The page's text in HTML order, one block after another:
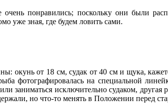
понравились; поскольку они были
уже зная, где будем ловить сами.
окунь от 18 см, судак от 40 см и щука,
фотографировалась на специальной
исключительно судаком, другая
но что-то менять в Положении перед